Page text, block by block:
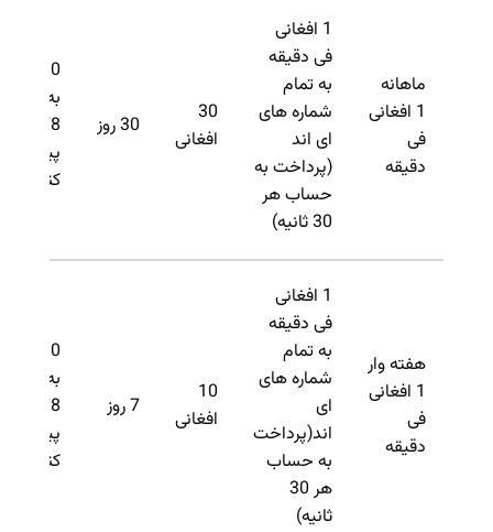
به
3378
پیام
کنید.
30 روز
30
افغانی
1 افغانی
فی دقیقه
به تمام
شماره های
ای اند
(پرداخت به
حساب هر
30 ثانیه)
ماهانه
1 افغانی
فی
دقیقه
به
3378
پیام
کنید.
7 روز
10
افغانی
1 افغانی
فی دقیقه
به تمام
شماره های
ای
اند(پرداخت
به حساب
هر 30
ثانیه)
هفته وار
1 افغانی
فی
دقیقه